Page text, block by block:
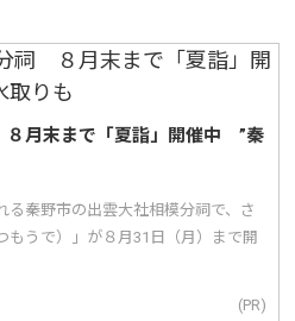
月末まで「夏詣」開催中 ”秦
る秦野市の出雲大社相模分祠で、さ
もうで）」が８月31日（月）まで開
(PR)